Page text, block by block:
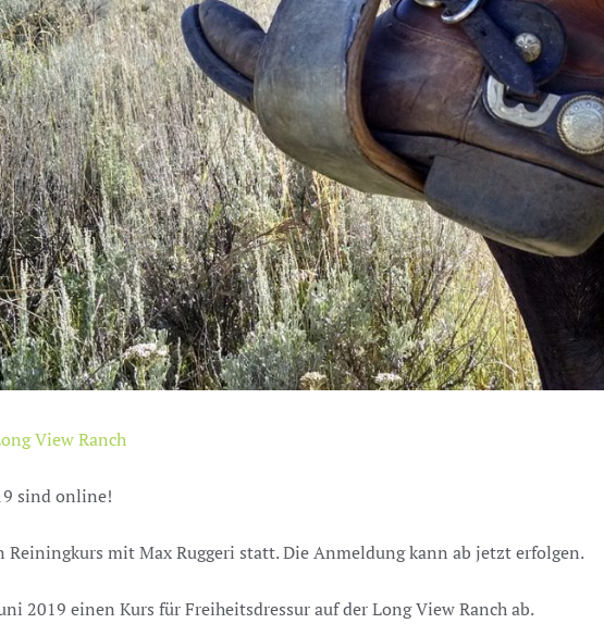
View Ranch
sind online!
mit Max Ruggeri statt. Die Anmeldung kann ab jetzt erfolgen.
2019 einen Kurs für Freiheitsdressur auf der Long View Ranch ab.